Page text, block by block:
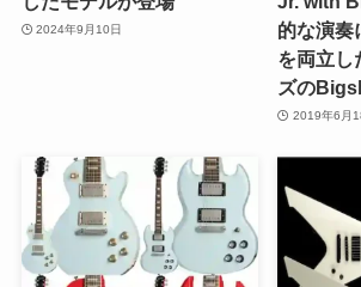
2024年9月10日
的な演奏
を両立し
ズの
2019年6月